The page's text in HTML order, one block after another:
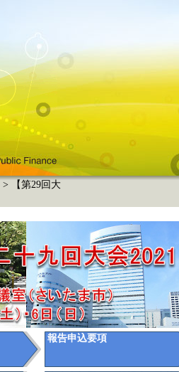
【第29回大
報告申込要項